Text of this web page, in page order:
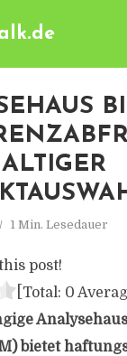
1 Min. Lesedauer
post!
[Total: 0
bietet